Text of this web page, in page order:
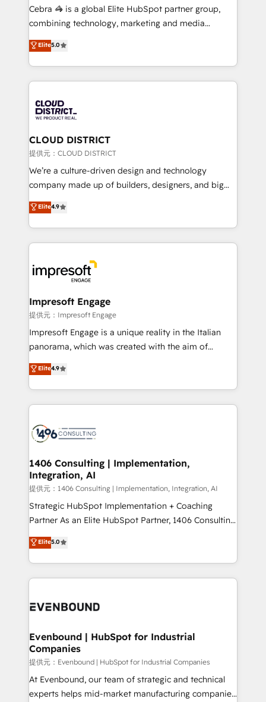
boost with a new HubSpot site Recognized leaders:
🏆 HubSpot Platform Migration Impact Award 🏆
Inbound Campaign of the Year 🏆 Gold AVA Digital
Award for Best Website 🌟 Accreditations: CRM
Cebra 🦓 is a global Elite HubSpot partner group,
combining technology, marketing and media
expertise across Latin America and Southern
Europe, with teams across 7 countries. Born in Chile,
we combine local insight with international reach to
help businesses grow through technology, creativity,
500+ HubSpot implementations, building end-to-
end solutions that integrate CRM, AI automation,
inbound and loop marketing, content, and digital
creativity. Our multicultural team works in Spanish,
Portuguese, and English to design scalable strategies
that drive measurable growth. 🌎 Highlights: • 10+
Platform Migration Excellence. • Top 3 Partner of the
Year LATAM 2022, 2023, 2024, 2025. • Partner of the
business with HubSpot? Let Cebra’s experts help
you grow faster, smarter, and with impact.
Elite5.0
CLOUD DISTRICT
提供元：CLOUD DISTRICT
We’re a culture-driven design and technology
company made up of builders, designers, and big
thinkers. We blend strategy, design, and
development—always fueled by curiosity—to turn
ideas, opportunities, and challenges into meaningful
experiences. To us, technology is more than just
and—most importantly—simple. That’s why we lean
into bold ideas and shape them into thoughtful
products and strategies that actually make a
difference.
Elite4.9
Impresoft Engage
提供元：Impresoft Engage
Impresoft Engage is a unique reality in the Italian
panorama, which was created with the aim of
putting Customer Experience at the center by
creating digital environments capable of integrating
people, processes and data. We offer the best
digital solutions on the market, ranging from CRM
marketing automation to online and offline sales
allowing companies to optimize processes and meet
the needs of the customer. We are part of Impresoft
Group, a group of specialized and complementary
companies that divide their offer into 4
Competence Centers: Smart Manufacturing,
The synergies generated by these integrations,
together with the combination of talents, skills,
to accompany companies on their digital
Elite4.9
1406 Consulting | Implementation,
Integration, AI
提供元：1406 Consulting | Implementation, Integration, AI
Strategic HubSpot Implementation + Coaching
Partner As an Elite HubSpot Partner, 1406 Consulting
helps mid-market revenue teams transform how
they sell, market, and serve. We don't just build your
HubSpot—we teach your team to own it, then stay
to help you keep winning. What We Do ⚙️ CRM
Data & Content 📈 Sales & Marketing Alignment +
Agent Creation 🔄 Custom Integrations & Data
Migration Why 1406 We become part of your team.
Your team learns while we build. We fix what others
broke. Built for mid-market reality—practical
solutions that work with your actual headcount and
Elite5.0
Evenbound | HubSpot for Industrial
Companies
提供元：Evenbound | HubSpot for Industrial Companies
At Evenbound, our team of strategic and technical
experts helps mid-market manufacturing companies